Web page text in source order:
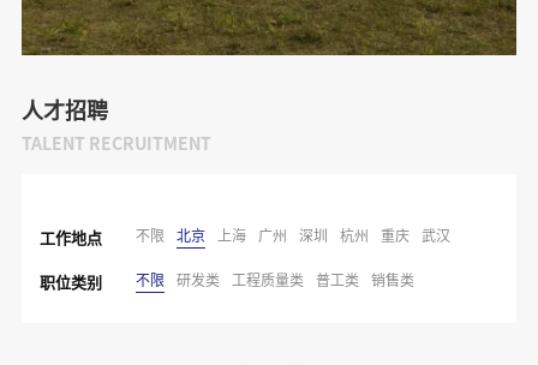
人才招聘
TALENT RECRUITMENT
工作地点 不限 北京 上海 广州 深圳 杭州 重庆 武汉
职位类别 不限 研发类 工程质量类 普工类 销售类